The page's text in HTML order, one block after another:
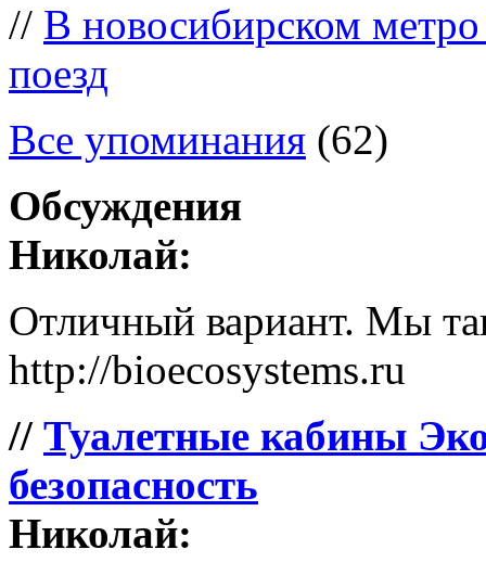
// В новосибирском
поезд
Все упоминания (62)
Обсуждения
Николай:
Отличный вариант. Мы
http://bioecosystems.ru
// Туалетные кабины
безопасность
Николай: